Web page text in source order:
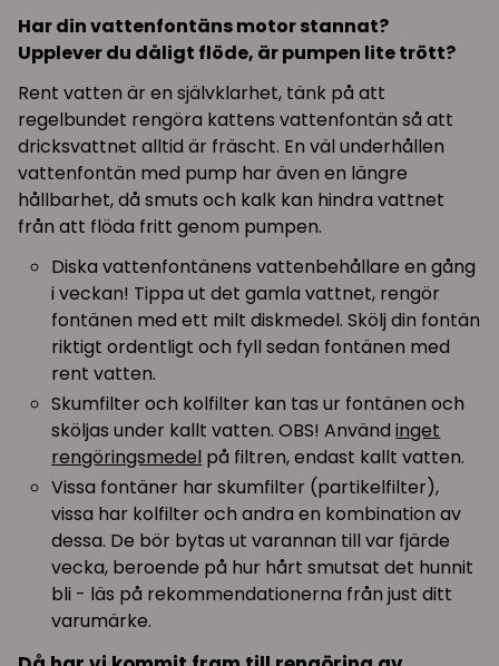
Har din vattenfontäns motor stannat?
Upplever du dåligt flöde, är pumpen lite trött?
Rent vatten är en självklarhet, tänk på att
regelbundet rengöra kattens vattenfontän så att
dricksvattnet alltid är fräscht. En väl underhållen
vattenfontän med pump har även en längre
hållbarhet, då smuts och kalk kan hindra vattnet
från att flöda fritt genom pumpen.
Diska vattenfontänens vattenbehållare en gång
i veckan! Tippa ut det gamla vattnet, rengör
fontänen med ett milt diskmedel. Skölj din fontän
riktigt ordentligt och fyll sedan fontänen med
rent vatten.
Skumfilter och kolfilter kan tas ur fontänen och
sköljas under kallt vatten. OBS! Användinget
rengöringsmedel på filtren, endast kallt vatten.
Vissa fontäner har skumfilter (partikelfilter),
vissa har kolfilter och andra en kombination av
dessa. De bör bytas ut varannan till var fjärde
vecka, beroende på hur hårt smutsat det hunnit
bli - läs på rekommendationerna från just ditt
varumärke.